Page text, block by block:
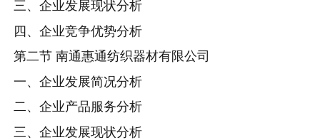
三、企业发展现状分析
四、企业竞争优势分析
第二节 南通惠通纺织器材有限公司
一、企业发展简况分析
二、企业产品服务分析
三、企业发展现状分析